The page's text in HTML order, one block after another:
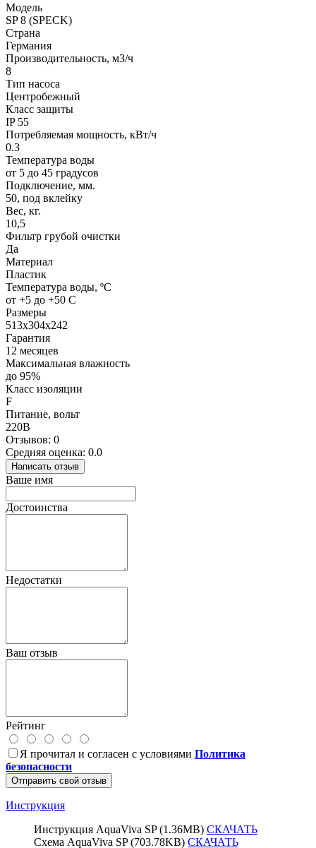
Модель
SP 8 (SPECK)
Страна
Германия
Производительность, м3/ч
8
Тип насоса
Центробежный
Класс защиты
IP 55
Потребляемая мощность, кВт/ч
0.3
Температура воды
от 5 до 45 градусов
Подключение, мм.
50, под вклейку
Вес, кг.
10,5
Фильтр грубой очистки
Да
Материал
Пластик
Температура воды, ºС
от +5 до +50 С
Размеры
513х304х242
Гарантия
12 месяцев
Максимальная влажность
до 95%
Класс изоляции
F
Питание, вольт
220В
Отзывов: 0
Средняя оценка: 0.0
Написать отзыв
Ваше имя
Достоинства
Недостатки
Ваш отзыв
Рейтинг
Я прочитал и согласен с условиями Политика
безопасности
Отправить свой отзыв
Инструкция
Инструкция AquaViva SP (1.36MB) СКАЧАТЬ
Схема AquaViva SP (703.78KB) СКАЧАТЬ